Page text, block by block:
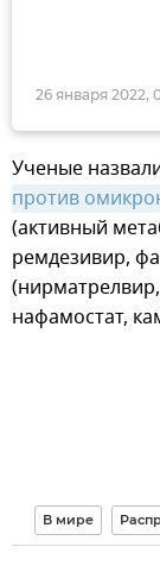
26 января 2022,
Ученые
против
(активный
ремдезивир,
нафамостат,
В мире